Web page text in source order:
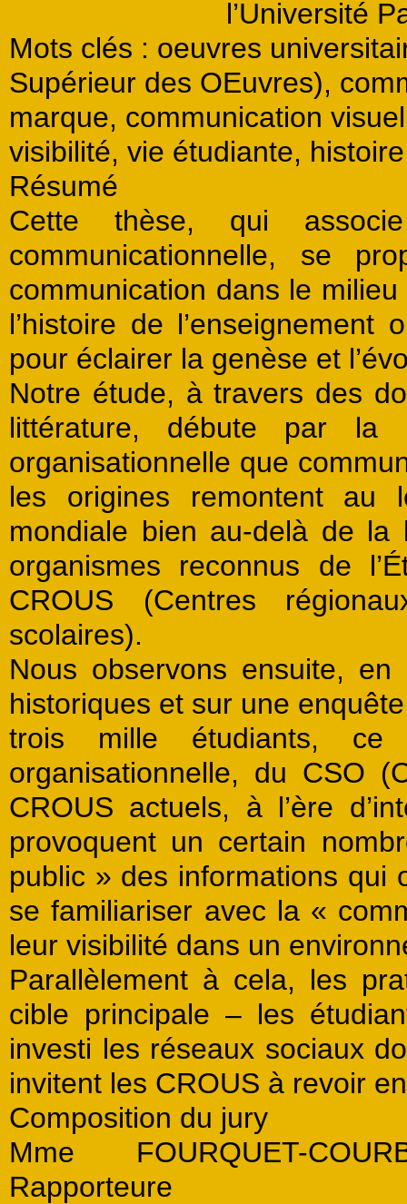
l’Université
Mots clés : oeuvres
Supérieur des OEuvres),
marque, communication
visibilité, vie étudiante,
Résumé
Cette thèse, qui
communicationnelle, se
communication dans le
l’histoire de l’enseignement
pour éclairer la genèse et
Notre étude, à travers des
littérature, débute par
organisationnelle que
les origines remontent au
mondiale bien au-delà de
organismes reconnus de
CROUS (Centres
scolaires).
Nous observons ensuite,
historiques et sur une
trois mille étudiants, ce
organisationnelle, du CSO
CROUS actuels, à l’ère
provoquent un certain
public » des informations qui
se familiariser avec la «
leur visibilité dans un
Parallèlement à cela, les
cible principale – les
investi les réseaux sociaux
invitent les CROUS à revoir
Composition du jury
Mme FOURQUET-
Rapporteure